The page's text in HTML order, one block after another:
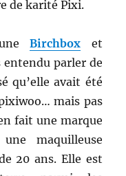
de karité Pixi.
uneBirchbox et
entendu parler de
qu’elle avait été
mais pas
fait une marque
maquilleuse
20 ans. Elle est